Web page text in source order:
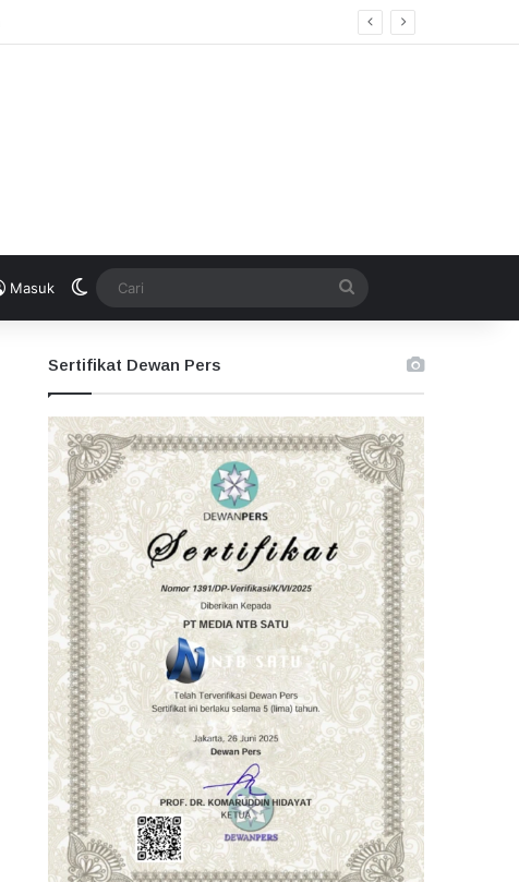
Masuk Switch skin
Sertifikat Dewan Pers